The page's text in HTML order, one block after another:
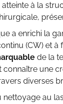
à la
a enrichi la
(CW) et
de la
une
diverses
nettoyage au